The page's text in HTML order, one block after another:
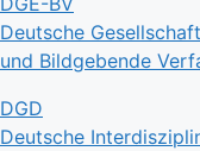
Deutsche
und Bildgebende
DGD
Deutsche